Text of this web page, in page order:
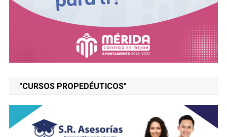
"CURSOS PROPEDÉUTICOS"